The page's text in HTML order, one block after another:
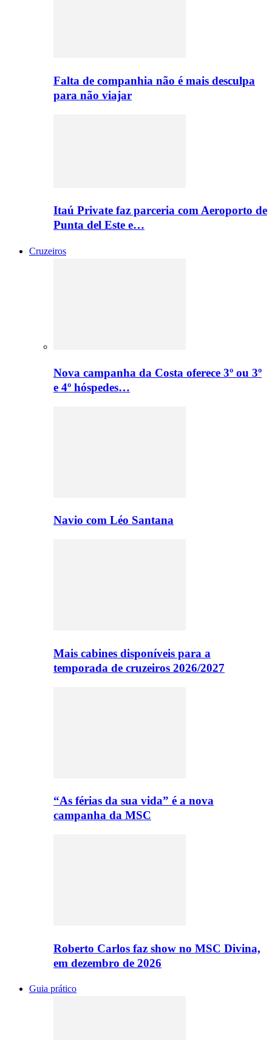
Falta de companhia não é mais desculpa
para não viajar
Itaú Private faz parceria com Aeroporto de
Punta del Este e…
Cruzeiros
Nova campanha da Costa oferece 3º ou 3º
e 4º hóspedes…
Navio com Léo Santana
Mais cabines disponíveis para a
temporada de cruzeiros 2026/2027
“As férias da sua vida” é a nova
campanha da MSC
Roberto Carlos faz show no MSC Divina,
em dezembro de 2026
Guia prático